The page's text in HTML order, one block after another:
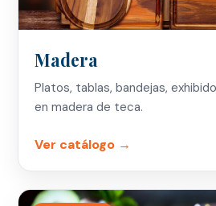
Madera
Platos, tablas, bandejas,
en madera de teca.
Ver catálogo →